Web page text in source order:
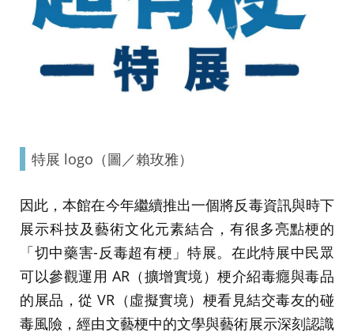
特展 logo（圖／賴玫雅）
因此，本館在今年繼續推出一個將反毒資訊與時下
展示科技及藝術文化元素結合，有很多亮點梗的
「切中藥害-反毒超有梗」特展。在此特展中民眾
可以參觀運用 AR（擴增實境）梗介紹毒癮與毒品
的展品，從 VR（虛擬實境）梗看見結交毒友的碰
毒風險，經由文藝梗中的文學與藝術展示深刻認識